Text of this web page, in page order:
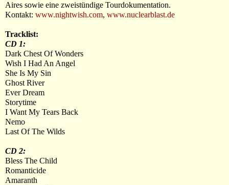
Aires sowie eine zweistündige Tourdokumentation.
Kontakt: www.nightwish.com, www.nuclearblast.de
Tracklist:
CD 1:
Dark Chest Of Wonders
Wish I Had An Angel
She Is My Sin
Ghost River
Ever Dream
Storytime
I Want My Tears Back
Nemo
Last Of The Wilds
CD 2:
Bless The Child
Romanticide
Amaranth